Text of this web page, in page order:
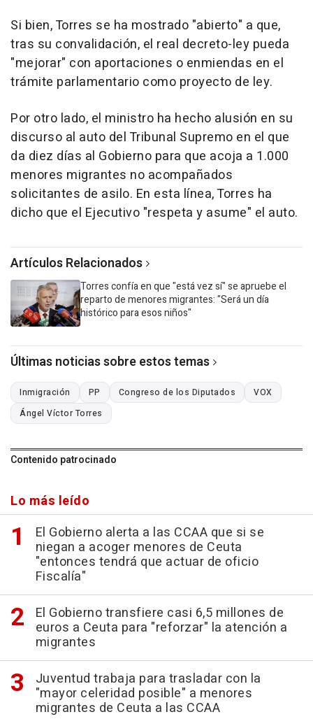
Si bien, Torres se ha mostrado "abierto" a que,
tras su convalidación, el real decreto-ley pueda
"mejorar" con aportaciones o enmiendas en el
trámite parlamentario como proyecto de ley.
Por otro lado, el ministro ha hecho alusión en su
discurso al auto del Tribunal Supremo en el que
da diez días al Gobierno para que acoja a 1.000
menores migrantes no acompañados
solicitantes de asilo. En esta línea, Torres ha
dicho que el Ejecutivo "respeta y asume" el auto.
Artículos Relacionados
Torres confía en que "está vez sí" se apruebe el
reparto de menores migrantes: "Será un día
histórico para esos niños"
Últimas noticias sobre estos temas
Inmigración PP Congreso de los Diputados
VOX
Ángel Víctor Torres
Contenido patrocinado
Lo más leído
El Gobierno alerta a las CCAA que si se
niegan a acoger menores de Ceuta
"entonces tendrá que actuar de oficio
Fiscalía"
El Gobierno transfiere casi 6,5 millones de
euros a Ceuta para "reforzar" la atención a
migrantes
Juventud trabaja para trasladar con la
"mayor celeridad posible" a menores
migrantes de Ceuta a las CCAA